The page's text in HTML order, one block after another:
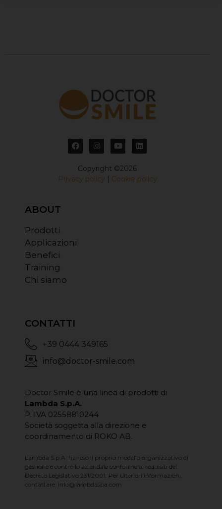
Copyright ©2026
Privacy policy | Cookie policy
ABOUT
Prodotti
Applicazioni
Benefici
Training
Chi siamo
CONTATTI
+39 0444 349165
info@doctor-smile.com
Doctor Smile è una linea di prodotti di
Lambda S.p.A.
P. IVA 02558810244
Società soggetta alla direzione e
coordinamento di ROKO AB.
Lambda S.p.A. ha reso il proprio modello organizzativo di
gestione e controllo aziendale conforme ai requisiti del
Decreto Legislativo 231/2001. Per ulteriori informazioni,
contattare: info@lambdaspa.com